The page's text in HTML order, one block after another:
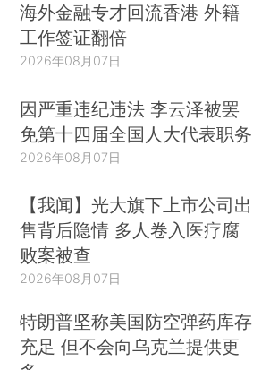
海外金融专才回流香港 外籍
工作签证翻倍
2026年08月07日
因严重违纪违法 李云泽被罢
免第十四届全国人大代表职务
2026年08月07日
【我闻】光大旗下上市公司出
售背后隐情 多人卷入医疗腐
败案被查
2026年08月07日
特朗普坚称美国防空弹药库存
充足 但不会向乌克兰提供更